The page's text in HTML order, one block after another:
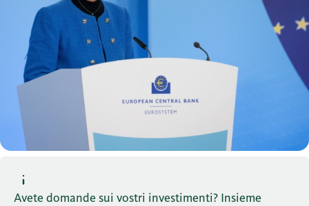
Avete domande sui vostri investimenti? Insieme